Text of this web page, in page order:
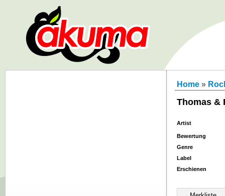
Home »
Thomas &
Artist
Bewertung
Genre
Label
Erschienen